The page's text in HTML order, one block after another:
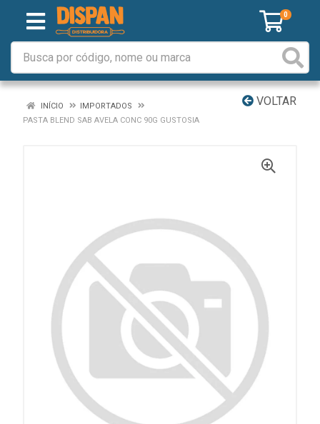
0
VOLTAR
INÍCIO
IMPORTADOS
PASTA BLEND SAB AVELA CONC 90G GUSTOSIA